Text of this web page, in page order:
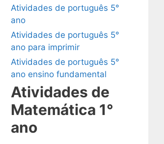
Atividades de português 5°
ano
Atividades de português 5°
ano para imprimir
Atividades de português 5°
ano ensino fundamental
Atividades de
Matemática 1°
ano